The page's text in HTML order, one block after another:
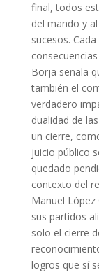
final, todos
del mando y
sucesos.
Borja señala
también el
verdadero
dualidad de
un cierre,
juicio público
quedado
contexto del
Manuel
sus partidos
solo el cierre
logros que sí